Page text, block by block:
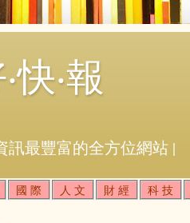
快‧報
訊最豐富的全方位網站 |
國 際 人 文 財 經 科 技